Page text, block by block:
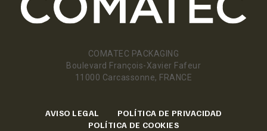
COMATEC PACKAGING
Boulevard François-Xavier Fafeur
11000 Carcassonne, FRANCE
AVISO LEGAL
POLÍTICA DE PRIVACIDAD
POLÍTICA DE COOKIES